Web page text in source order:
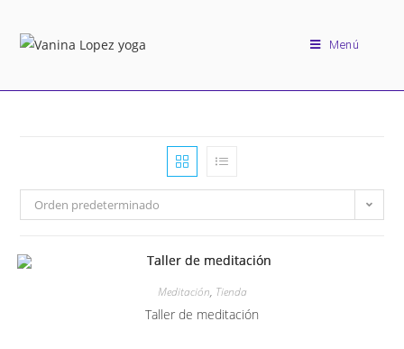
Menú
Orden predeterminado
Meditación, Tienda
Taller de meditación